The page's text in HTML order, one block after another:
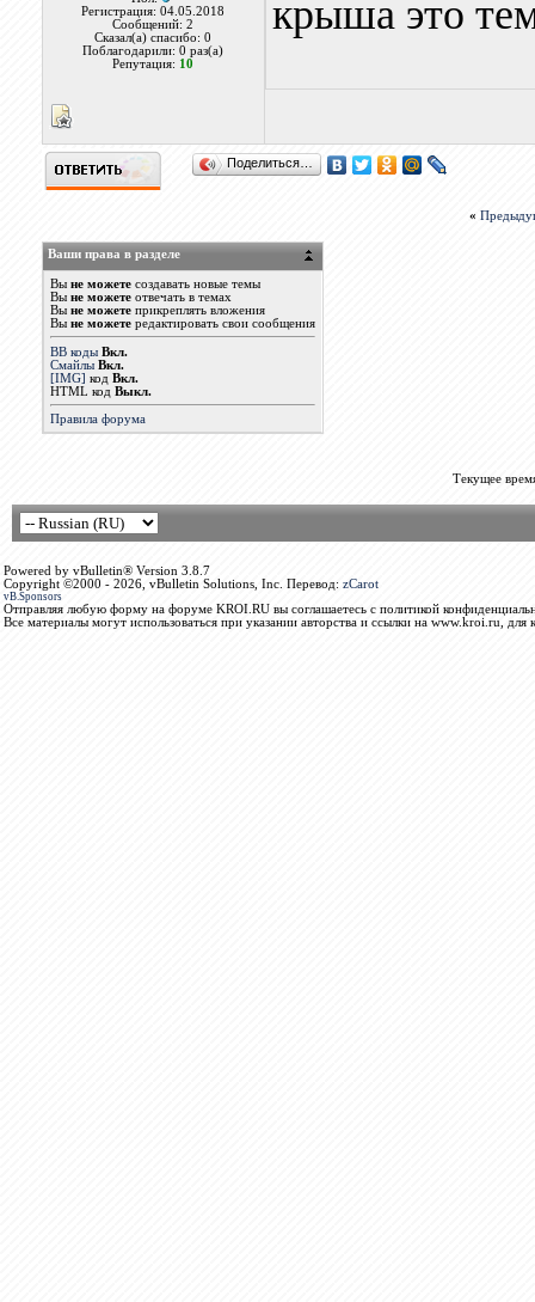
Регистрация: 04.05.2018
Сообщений: 2
Сказал(а) спасибо: 0
Поблагодарили: 0 раз(а)
Репутация: 10
крыша это
Поделиться…
«
Ваши права в разделе
Вы не можетесоздавать новые темы
Вы не можетеотвечать в темах
Вы не можетеприкреплять вложения
Вы не можетередактировать свои сообщения
BB коды Вкл.
Смайлы Вкл.
[IMG] код Вкл.
HTML код Выкл.
Правила форума
Текущее
Powered by vBulletin® Version 3.8.7
Copyright ©2000 - 2026, vBulletin Solutions, Inc. Перевод: zCarot
vB.Sponsors
Отправляя любую форму на форуме KROI.RU вы соглашаетесь с политикой
Все материалы могут использоваться при указании авторства и ссылки на www.kroi.ru, для